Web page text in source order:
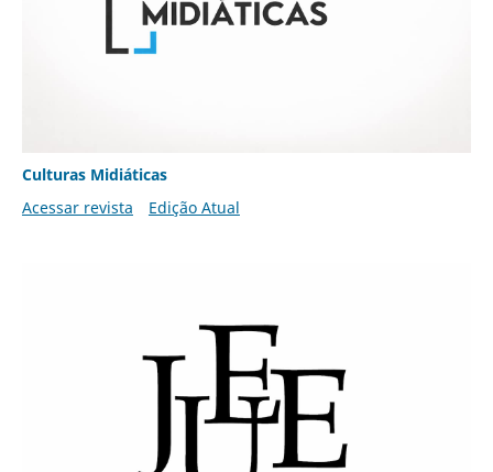
Culturas Midiáticas
Acessar revista
Edição Atual